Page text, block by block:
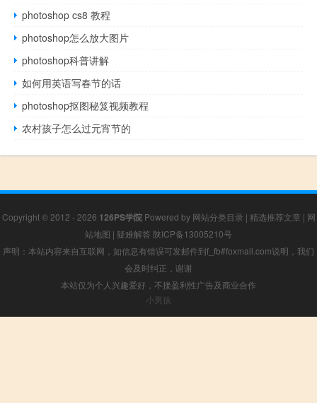
photoshop cs8 教程
photoshop怎么放大图片
photoshop科普讲解
如何用英语写春节的话
photoshop抠图秘笈视频教程
农村孩子怎么过元宵节的
Copyright © 2012 - 2026 126PS学院Powered by 网站分类目录 | 精选推荐文章 | 网
站地图 | 疑难解答 陕ICP备13005210号
声明：本站内容来自互联网，如信息有错误可发邮件到f_fb#foxmail.com说明，我们
会及时纠正，谢谢
本站仅为个人兴趣爱好，不接盈利性广告及商业合作
小男孩